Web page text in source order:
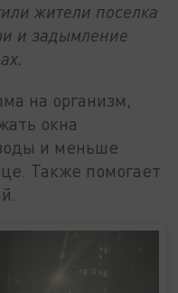
жители поселка
и задымление
на организм,
окна
и меньше
Также помогает